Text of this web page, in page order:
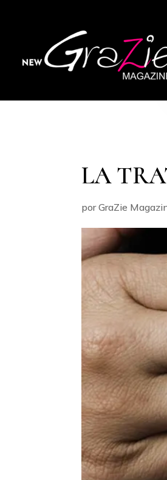
LA
porGraZie